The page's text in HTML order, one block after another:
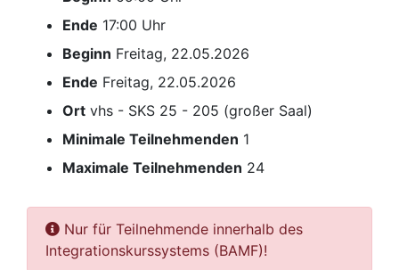
Ende 17:00 Uhr
Beginn Freitag, 22.05.2026
Ende Freitag, 22.05.2026
Ort vhs - SKS 25 - 205 (großer Saal)
Minimale Teilnehmenden 1
Maximale Teilnehmenden 24
Nur für Teilnehmende innerhalb des
Integrationskurssystems (BAMF)!